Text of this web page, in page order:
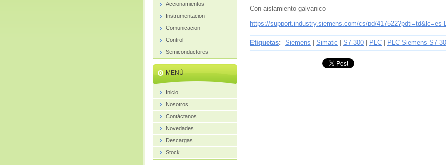
Con aislamiento galvanico
https://support.industry.siemens.com/cs/pd/417522?pdti=td&lc=es-
Etiquetas: Siemens Simatic S7-300 PLC PLC Siemens S7-
Accionamientos
Instrumentacion
Comunicacion
Control
Semiconductores
MENÚ
Inicio
Nosotros
Contáctanos
Novedades
Descargas
Stock